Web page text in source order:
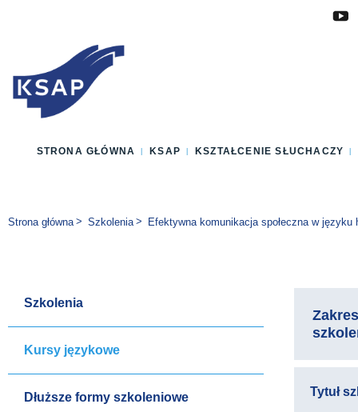
STRONA GŁÓWNA KSAP KSZTAŁCENIE SŁUCHACZY
Jesteś tutaj:
Strona główna Szkolenia Efektywna komunikacja społeczna w
Szkolenia
Kursy językowe
Dłuższe formy szkoleniowe
Zakres
Tytuł